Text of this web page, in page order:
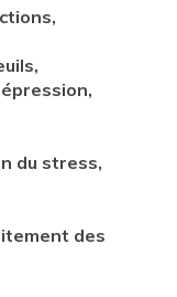
du stress,
des